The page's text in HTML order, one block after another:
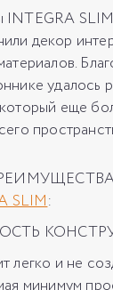
INTEGRA
декор
удалось
еще
SLIM:
легко и не
минимум